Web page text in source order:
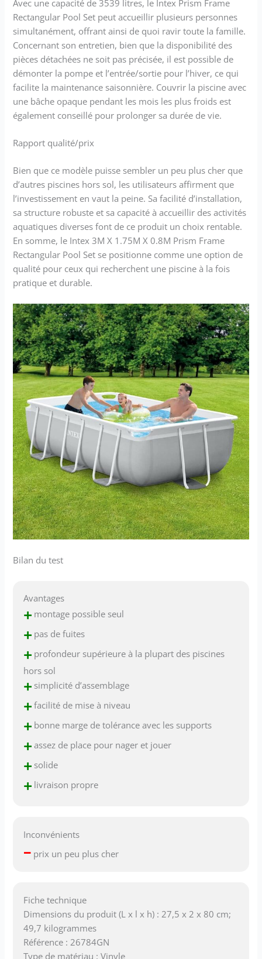
Avec une capacité de 3539 litres, le Intex Prism Frame
Rectangular Pool Set peut accueillir plusieurs personnes
simultanément, offrant ainsi de quoi ravir toute la famille.
Concernant son entretien, bien que la disponibilité des
pièces détachées ne soit pas précisée, il est possible de
démonter la pompe et l’entrée/sortie pour l’hiver, ce qui
facilite la maintenance saisonnière. Couvrir la piscine avec
une bâche opaque pendant les mois les plus froids est
également conseillé pour prolonger sa durée de vie.
Rapport qualité/prix
Bien que ce modèle puisse sembler un peu plus cher que
d’autres piscines hors sol, les utilisateurs affirment que
l’investissement en vaut la peine. Sa facilité d’installation,
sa structure robuste et sa capacité à accueillir des activités
aquatiques diverses font de ce produit un choix rentable.
En somme, le Intex 3M X 1.75M X 0.8M Prism Frame
Rectangular Pool Set se positionne comme une option de
qualité pour ceux qui recherchent une piscine à la fois
pratique et durable.
Bilan du test
Avantages
+ montage possible seul
+ pas de fuites
+ profondeur supérieure à la plupart des piscines
hors sol
+ simplicité d’assemblage
+ facilité de mise à niveau
+ bonne marge de tolérance avec les supports
+ assez de place pour nager et jouer
+ solide
+ livraison propre
Inconvénients
– prix un peu plus cher
Fiche technique
Dimensions du produit (L x l x h) : 27,5 x 2 x 80 cm;
49,7 kilogrammes
Référence : 26784GN
Type de matériau : Vinyle